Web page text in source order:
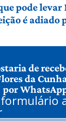
pode levar
é adiado
de
da
por